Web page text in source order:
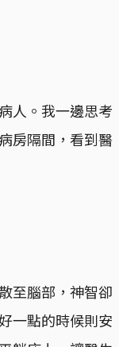
人。我一邊思考
房隔間，看到醫
至腦部，神智卻
一點的時候則安